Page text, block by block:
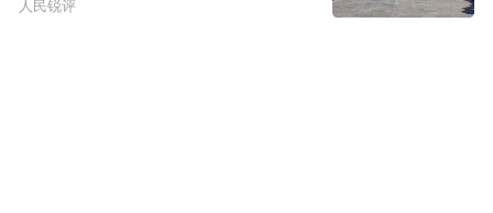
人民锐评